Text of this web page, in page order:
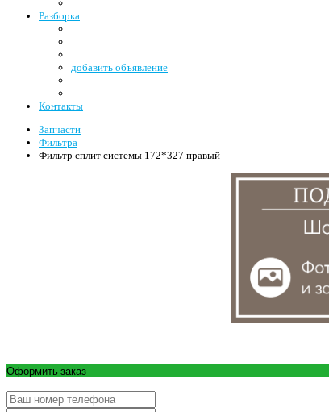
Разборка
добавить объявление
Контакты
Запчасти
Фильтра
Фильтр сплит системы 172*327 правый
Оформить заказ